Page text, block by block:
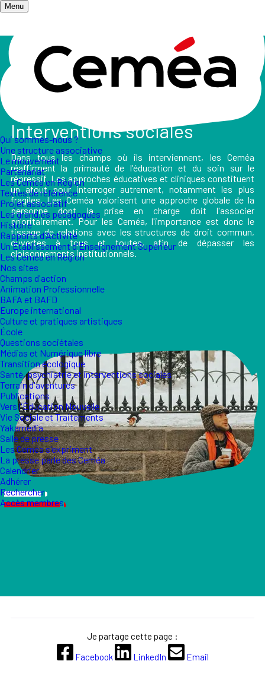
Menu
Qui sommes-nous ?
Une structure associative
Le mouvement
Partenariat
Les Ceméa en Région
Textes de référence
Projet associatif
Les grand.es pédagogues
Histoire
Rapports d'Activité
Un Etablissement d'Enseignement Supérieur
Les Ceméa en Région
Nos sites
Champs d'action
Animation Professionnelle
BAFA et BAFD
Europe international
Culture et pratiques artistiques
École
Questions sociétales
Médias et Numérique libre
Transition écologique
Santé, psychiatrie et interventions sociales
Terrain d'aventures
Publications
Vers l'Éducation Nouvelle
Vie Sociale et Traitements
Yakamedia
Salle de presse
Les Ceméa s'expriment
La presse parle des Ceméa
Calendrier
Adhérer
Rechercher
Accès membres
Accueil/
Les champs d'action
Santé, psychiatrie et interventions sociales
Interventions sociales
Dans tous les champs où ils interviennent, les Ceméa
réaffirment la primauté de l'éducation et du soin sur le
répressif. Les approches éducatives et cliniques constituent
un atout pour interroger autrement, notamment les plus
fragiles. Les Ceméa valorisent une approche globale de la
personne dont la prise en charge doit l'associer
prioritairement. Pour les Ceméa, l'importance est donc le
tissage de relations avec les structures de droit commun,
ouvertes à tous et toutes, afin de dépasser les
cloisonnements institutionnels.
Je partage cette page :
Facebook
LinkedIn Email